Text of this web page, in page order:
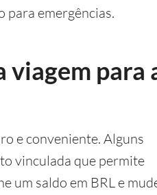
para emergências.
para
e conveniente. Alguns
vinculada que permite
um saldo em BRL e